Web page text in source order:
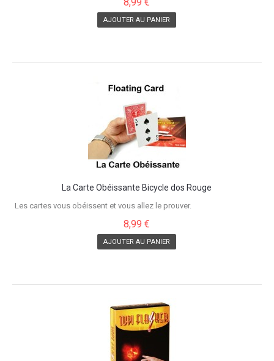
AJOUTER AU PANIER
La Carte Obéissante Bicycle dos Rouge
Les cartes vous obéissent et vous allez le prouver.
8,99 €
AJOUTER AU PANIER